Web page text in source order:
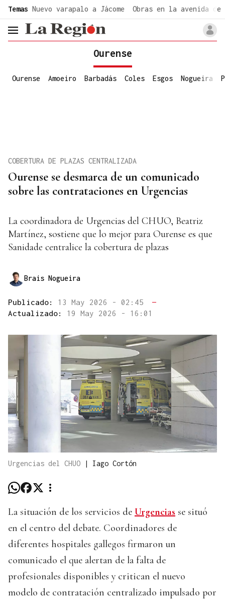
Temas Nuevo varapalo a Jácome Obras en la avenida de
header.menu.open
Ourense
Ourense Amoeiro Barbadás Coles Esgos Nogueira
Ourense se desmarca de un comunicado
sobre las contrataciones en Urgencias
COBERTURA DE PLAZAS CENTRALIZADA
La coordinadora de Urgencias del CHUO, Beatriz
Martínez, sostiene que lo mejor para Ourense es que
Sanidade centralice la cobertura de plazas
Brais Nogueira
Publicado: 13 May 2026 - 02:45
—
Actualizado: 19 May 2026 - 16:01
Urgencias del CHUO | Iago Cortón
La situación de los servicios de Urgencias se situó
en el centro del debate. Coordinadores de
diferentes hospitales gallegos firmaron un
comunicado el que alertan de la falta de
profesionales disponibles y critican el nuevo
modelo de contratación centralizado impulsado por